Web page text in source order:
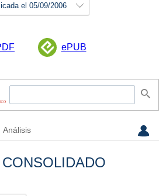
el 05/09/2006
ePUB
Análisis